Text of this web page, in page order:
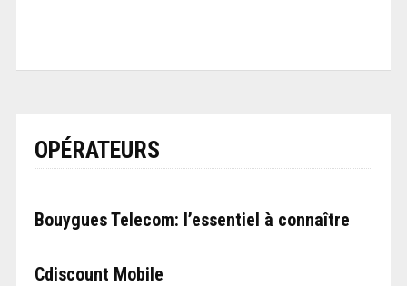
OPÉRATEURS
Bouygues Telecom: l’essentiel à connaître
Cdiscount Mobile